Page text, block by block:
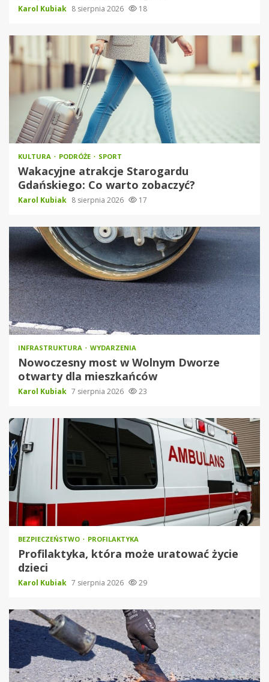
Karol Kubiak 8 sierpnia 2026 18
KULTURA PODRÓŻE SPORT
Wakacyjne atrakcje Starogardu
Gdańskiego: Co warto zobaczyć?
Karol Kubiak 8 sierpnia 2026 17
INFRASTRUKTURA WYDARZENIA
Nowoczesny most w Wolnym Dworze
otwarty dla mieszkańców
Karol Kubiak 7 sierpnia 2026 23
BEZPIECZEŃSTWO PROFILAKTYKA
Profilaktyka, która może uratować życie
dzieci
Karol Kubiak 7 sierpnia 2026 29